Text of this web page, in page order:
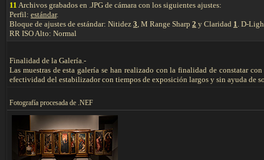
11 Archivos grabados en .JPG de cámara con los siguientes ajustes:
Perfil: estándar.
Bloque de ajustes de estándar: Nitidez 3, M Range Sharp 2 y Claridad 1. D-
RR ISO Alto: Normal
Finalidad de la Galería.-
Las muestras de esta galería se han realizado con la finalidad de constatar
efectividad del estabilizador con tiempos de exposición largos y sin ayuda de
Fotografía procesada de .NEF